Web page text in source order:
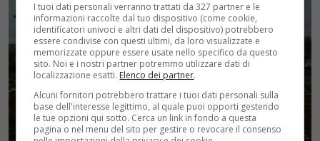
I tuoi dati personali verranno trattati da 327 partner e le
informazioni raccolte dal tuo dispositivo (come cookie,
identificatori univoci e altri dati del dispositivo) potrebbero
essere condivise con questi ultimi, da loro visualizzate e
memorizzate oppure essere usate nello specifico da questo
sito. Noi e i nostri partner potremmo utilizzare dati di
localizzazione esatti. Elenco dei partner.
Alcuni fornitori potrebbero trattare i tuoi dati personali sulla
base dell'interesse legittimo, al quale puoi opporti gestendo
le tue opzioni qui sotto. Cerca un link in fondo a questa
pagina o nel menu del sito per gestire o revocare il consenso